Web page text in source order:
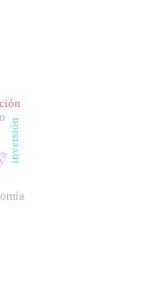
inversión